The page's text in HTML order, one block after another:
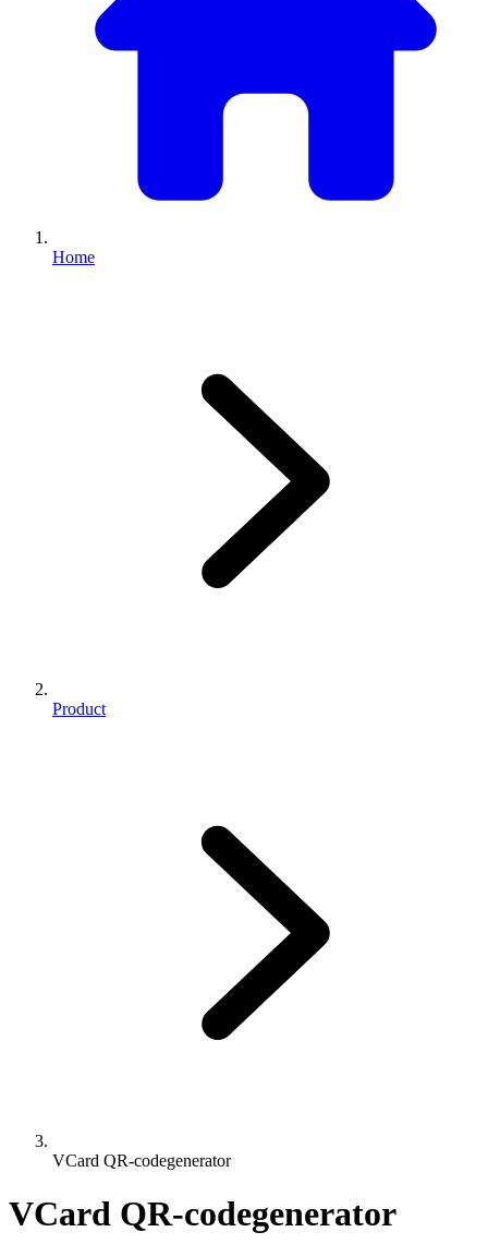
Home
Product
VCard QR-codegenerator
VCard QR-codegenerator